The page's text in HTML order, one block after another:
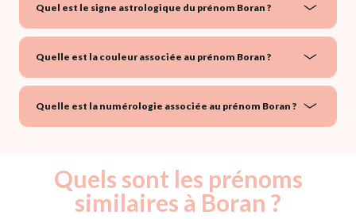
Quel est le signe astrologique du prénom Boran ?
Quelle est la couleur associée au prénom Boran ?
Quelle est la numérologie associée au prénom Boran ?
Quels sont les prénoms
similaires à Boran ?